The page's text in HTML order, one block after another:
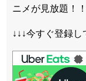
ニメが見放題！！
↓↓↓今すぐ登録